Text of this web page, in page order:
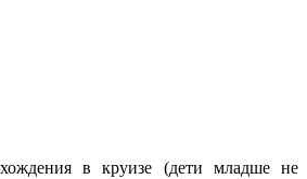
в круизе (дети младше не